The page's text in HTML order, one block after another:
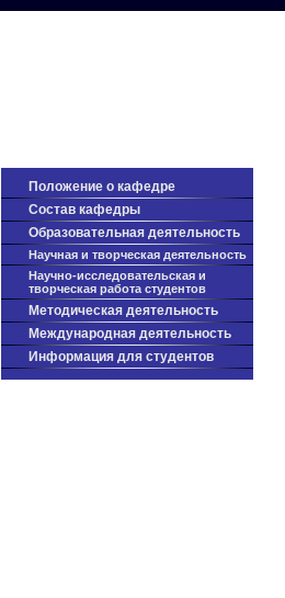
Положение о кафедре
Cостав кафедры
Образовательная деятельность
Научная и творческая деятельность
Научно-исследовательская и
творческая работа студентов
Методическая деятельность
Международная деятельность
Информация для студентов